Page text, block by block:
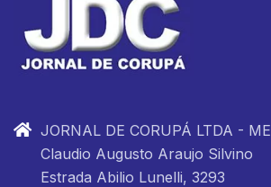
JORNAL DE CORUPÁ LTDA - ME
Claudio Augusto Araujo Silvino
Estrada Abilio Lunelli, 3293